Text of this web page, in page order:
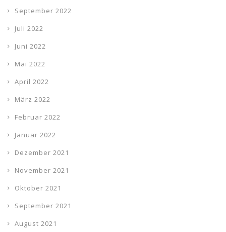
September 2022
Juli 2022
Juni 2022
Mai 2022
April 2022
März 2022
Februar 2022
Januar 2022
Dezember 2021
November 2021
Oktober 2021
September 2021
August 2021